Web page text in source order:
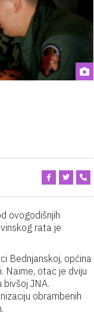
ovogodišnjih
rata je
Bednjanskoj, općina
Naime, otac je dviju
bivšoj JNA.
obrambenih